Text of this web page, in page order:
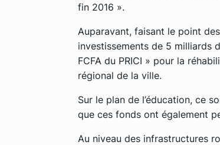
fin 2016 ».
Auparavant, faisant le point
investissements de 5 milliards
FCFA du PRICI » pour la
régional de la ville.
Sur le plan de l’éducation, ce
que ces fonds ont également
Au niveau des infrastructures